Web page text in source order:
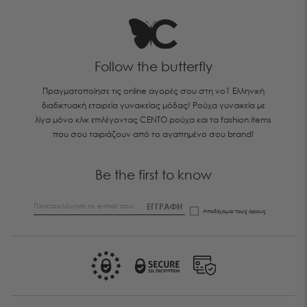
Follow the butterfly
Πραγματοποίησε τις online αγορές σου στη νο1 Ελληνική
διαδικτυακή εταιρεία γυναικείας μόδας! Ρούχα γυναικεία με
λίγα μόνο κλικ επιλέγοντας CENTO ρούχα και τα fashion items
που σου ταιριάζουν από το αγαπημένο σου brand!
Be the first to know
ΕΓΓΡΑΦΗ Αποδέχομαι τους όρους